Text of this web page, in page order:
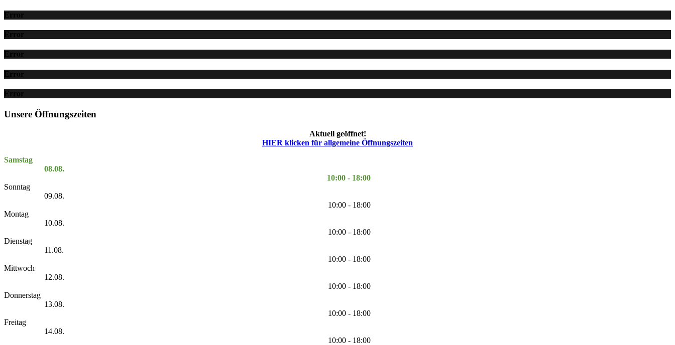
Error
Error
Error
Error
Error
Unsere Öffnungszeiten
Aktuell geöffnet!
HIER klicken für allgemeine Öffnungszeiten
Samstag
08.08.
10:00 - 18:00
Sonntag
09.08.
10:00 - 18:00
Montag
10.08.
10:00 - 18:00
Dienstag
11.08.
10:00 - 18:00
Mittwoch
12.08.
10:00 - 18:00
Donnerstag
13.08.
10:00 - 18:00
Freitag
14.08.
10:00 - 18:00